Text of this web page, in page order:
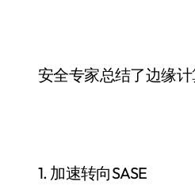
安全专家总结了边缘
1. 加速转向SASE